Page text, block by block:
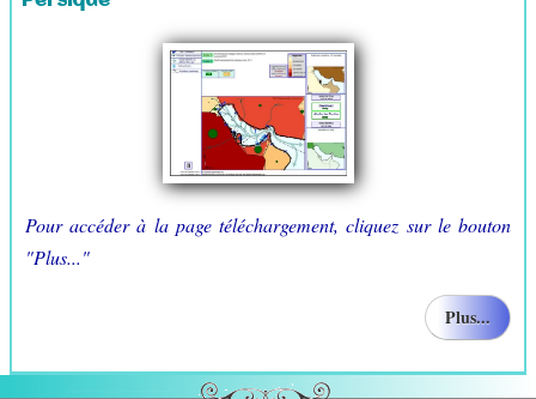
Pour accéder à la page téléchargement, cliquez sur le bouton
"Plus..."
Plus...